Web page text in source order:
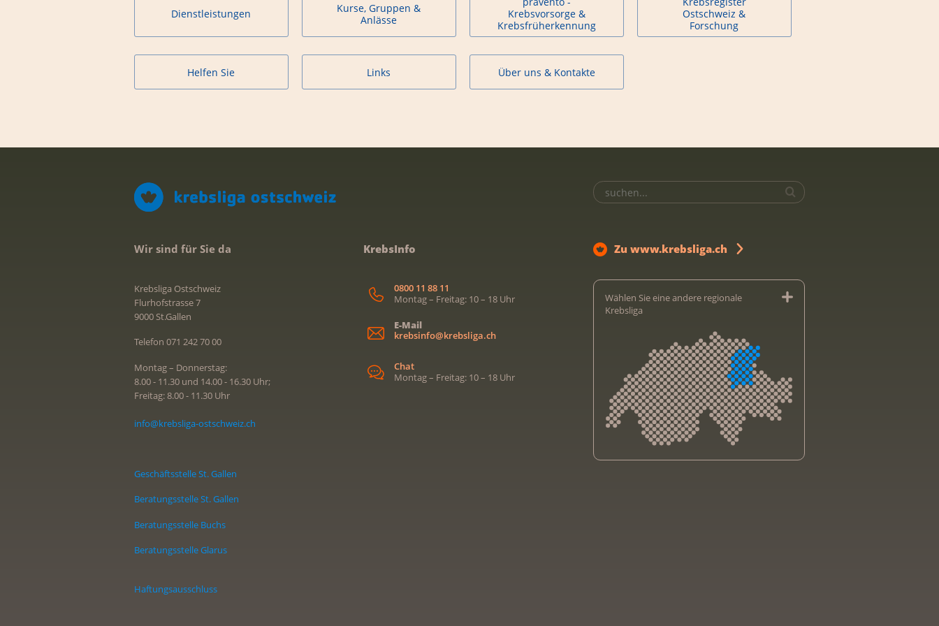
Dienstleistungen
Kurse, Gruppen &
Anlässe
Krebsvorsorge &
Krebsfrüherkennung
Ostschweiz &
Forschung
Helfen Sie Links Über uns & Kontakte
Wir sind für Sie da
Krebsliga Ostschweiz
Flurhofstrasse 7
9000 St.Gallen
Telefon 071 242 70 00
Montag – Donnerstag:
8.00 - 11.30 und 14.00 - 16.30 Uhr;
Freitag: 8.00 - 11.30 Uhr
info@krebsliga-ostschweiz.ch
Geschäftsstelle St. Gallen
Beratungsstelle St. Gallen
Beratungsstelle Buchs
Beratungsstelle Glarus
Haftungsausschluss
KrebsInfo
0800 11 88 11
Montag – Freitag: 10 – 18 Uhr
E-Mail
krebsinfo@krebsliga.ch
Chat
Montag – Freitag: 10 – 18 Uhr
Zu www.krebsliga.ch
Wählen Sie eine andere regionale
Krebsliga